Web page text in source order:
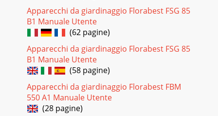
Apparecchi da giardinaggio Florabest FSG 85
B1 Manuale Utente
(62 pagine)
Apparecchi da giardinaggio Florabest FSG 85
B1 Manuale Utente
(58 pagine)
Apparecchi da giardinaggio Florabest FBM
550 A1 Manuale Utente
(28 pagine)